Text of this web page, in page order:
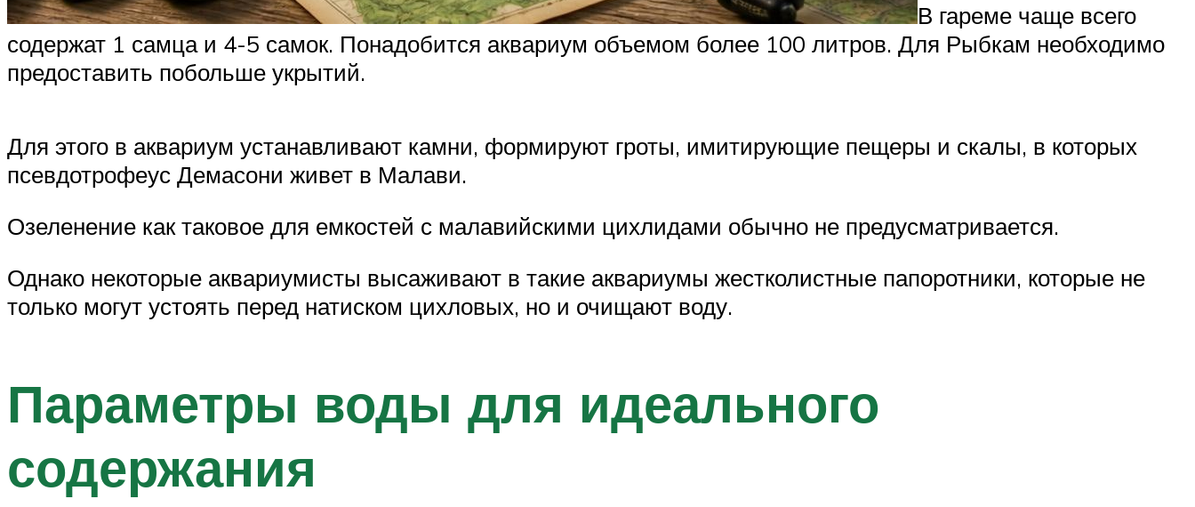
В гареме чаще всего
содержат 1 самца и 4-5 самок. Понадобится аквариум объемом более 100 литров. Для Рыбкам необходимо
предоставить побольше укрытий.
Для этого в аквариум устанавливают камни, формируют гроты, имитирующие пещеры и скалы, в которых
псевдотрофеус Демасони живет в Малави.
Озеленение как таковое для емкостей с малавийскими цихлидами обычно не предусматривается.
Однако некоторые аквариумисты высаживают в такие аквариумы жестколистные папоротники, которые не
только могут устоять перед натиском цихловых, но и очищают воду.
Параметры воды для идеального
содержания